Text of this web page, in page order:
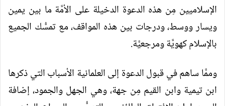
الإسلاميين مِن هذه الدعوة الدخيلة على الأمَّة ما بين يمين
ويسار ووسط، ودرجات بين هذه المواقف، مع تمسُّك الجميع
بالإسلام كهويَّة ومرجعيَّة.
وممَّا ساهم في قبول الدعوة إلى العلمانية الأسباب التي ذكرها
ابن تيمية وابن القيم مِن جهة، وهي الجهل والجمود، إضافة